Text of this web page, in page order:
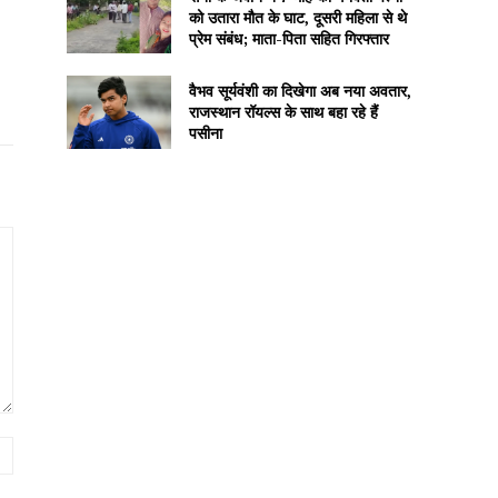
को उतारा मौत के घाट, दूसरी महिला से थे
प्रेम संबंध; माता-पिता सहित गिरफ्तार
वैभव सूर्यवंशी का दिखेगा अब नया अवतार,
राजस्थान रॉयल्स के साथ बहा रहे हैं
पसीना